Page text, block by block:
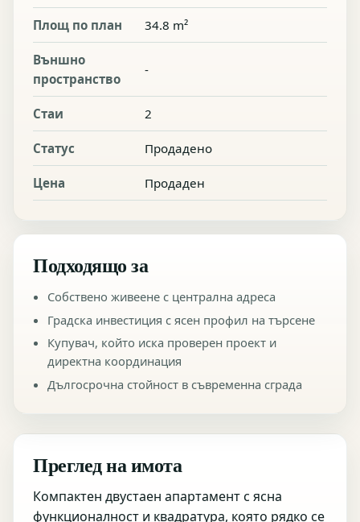
Площ по план 34.8 m²
Външно
пространство
-
Стаи 2
Статус Продадено
Цена Продаден
Подходящо за
Собствено живеене с централна адреса
Градска инвестиция с ясен профил на търсене
Купувач, който иска проверен проект и
директна координация
Дългосрочна стойност в съвременна сграда
Преглед на имота
Компактен двустаен апартамент с ясна
функционалност и квадратура, която рядко се